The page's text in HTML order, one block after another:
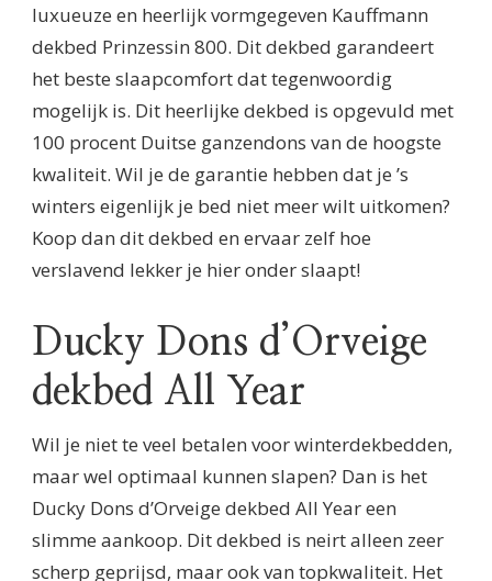
luxueuze en heerlijk vormgegeven Kauffmann
dekbed Prinzessin 800. Dit dekbed garandeert
het beste slaapcomfort dat tegenwoordig
mogelijk is. Dit heerlijke dekbed is opgevuld met
100 procent Duitse ganzendons van de hoogste
kwaliteit. Wil je de garantie hebben dat je ’s
winters eigenlijk je bed niet meer wilt uitkomen?
Koop dan dit dekbed en ervaar zelf hoe
verslavend lekker je hier onder slaapt!
Ducky Dons d’Orveige
dekbed All Year
Wil je niet te veel betalen voor winterdekbedden,
maar wel optimaal kunnen slapen? Dan is het
Ducky Dons d’Orveige dekbed All Year een
slimme aankoop. Dit dekbed is neirt alleen zeer
scherp geprijsd, maar ook van topkwaliteit. Het